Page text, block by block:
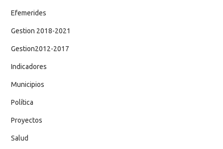
Efemerides
Gestion 2018-2021
Gestion2012-2017
Indicadores
Municipios
Política
Proyectos
Salud